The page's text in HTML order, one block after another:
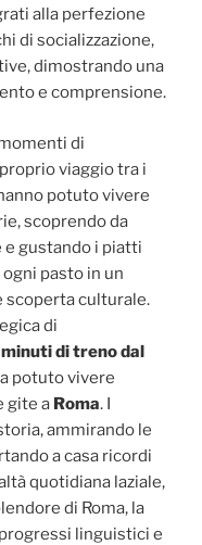
alla perfezione
di socializzazione,
dimostrando una
e comprensione.
di
viaggio tra i
potuto vivere
scoprendo da
e gustando i piatti
pasto in un
scoperta culturale.
di
di treno dal
potuto vivere
gite a Roma. I
ammirando le
a casa ricordi
quotidiana laziale,
di Roma, la
linguistici e